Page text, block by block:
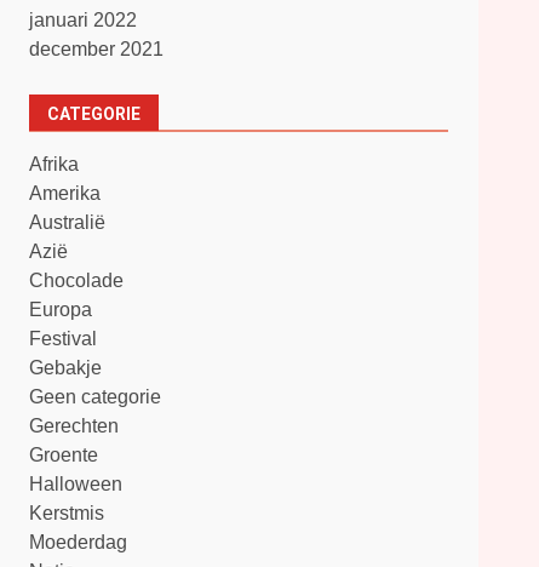
januari 2022
december 2021
CATEGORIE
Afrika
Amerika
Australië
Azië
Chocolade
Europa
Festival
Gebakje
Geen categorie
Gerechten
Groente
Halloween
Kerstmis
Moederdag